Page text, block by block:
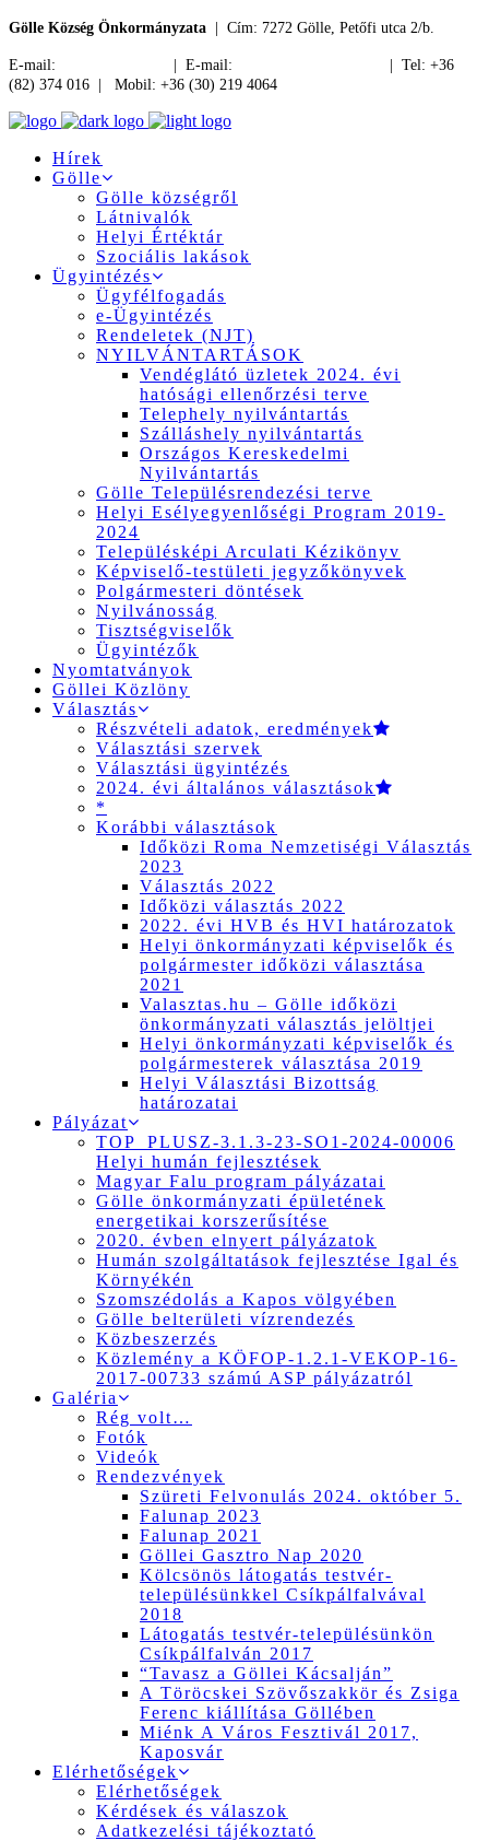
Gölle Község Önkormányzata | Cím: 7272 Gölle, Petőfi utca 2/b.
E-mail: | E-mail:
| Tel: +36
(82) 374 016 | Mobil: +36 (30) 219 4064
Hírek
Gölle
Gölle községről
Látnivalók
Helyi Értéktár
Szociális lakások
Ügyintézés
Ügyfélfogadás
e-Ügyintézés
Rendeletek (NJT)
NYILVÁNTARTÁSOK
Vendéglátó üzletek 2024. évi
hatósági ellenőrzési terve
Telephely nyilvántartás
Szálláshely nyilvántartás
Országos Kereskedelmi
Nyilvántartás
Gölle Településrendezési terve
Helyi Esélyegyenlőségi Program 2019-
2024
Településképi Arculati Kézikönyv
Képviselő-testületi jegyzőkönyvek
Polgármesteri döntések
Nyilvánosság
Tisztségviselők
Ügyintézők
Nyomtatványok
Göllei Közlöny
Választás
Részvételi adatok, eredmények
Választási szervek
Választási ügyintézés
2024. évi általános választások
*
Korábbi választások
Időközi Roma Nemzetiségi Választás
2023
Választás 2022
Időközi választás 2022
2022. évi HVB és HVI határozatok
Helyi önkormányzati képviselők és
polgármester időközi választása
2021
Valasztas.hu – Gölle időközi
önkormányzati választás jelöltjei
Helyi önkormányzati képviselők és
polgármesterek választása 2019
Helyi Választási Bizottság
határozatai
Pályázat
TOP_PLUSZ-3.1.3-23-SO1-2024-00006
Helyi humán fejlesztések
Magyar Falu program pályázatai
Gölle önkormányzati épületének
energetikai korszerűsítése
2020. évben elnyert pályázatok
Humán szolgáltatások fejlesztése Igal és
Környékén
Szomszédolás a Kapos völgyében
Gölle belterületi vízrendezés
Közbeszerzés
Közlemény a KÖFOP-1.2.1-VEKOP-16-
2017-00733 számú ASP pályázatról
Galéria
Rég volt…
Fotók
Videók
Rendezvények
Szüreti Felvonulás 2024. október 5.
Falunap 2023
Falunap 2021
Göllei Gasztro Nap 2020
Kölcsönös látogatás testvér-
településünkkel Csíkpálfalvával
2018
Látogatás testvér-településünkön
Csíkpálfalván 2017
“Tavasz a Göllei Kácsalján”
A Töröcskei Szövőszakkör és Zsiga
Ferenc kiállítása Göllében
Miénk A Város Fesztivál 2017,
Kaposvár
Elérhetőségek
Elérhetőségek
Kérdések és válaszok
Adatkezelési tájékoztató